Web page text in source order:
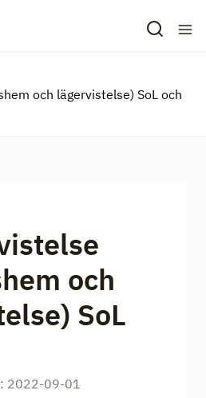
och lägervistelse) SoL och
och
SoL
2022-09-01